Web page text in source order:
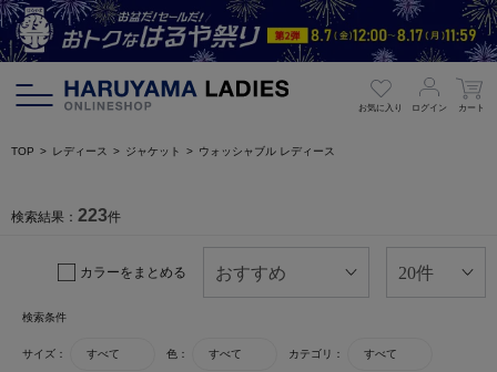
お気に入り ログイン カート
TOP レディース ジャケット ウォッシャブル レディース
検索結果： 223件
カラーをまとめる
検索条件
サイズ： すべて 色： すべて カテゴリ： すべて